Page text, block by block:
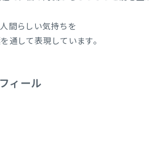
間らしい気持ちを
通して表現しています。
ィール